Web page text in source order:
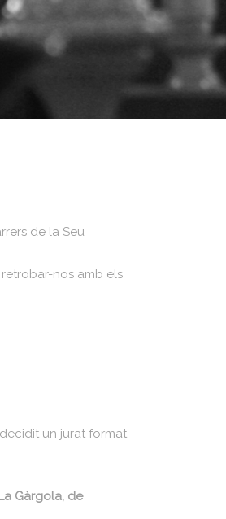
de la Seu
nos amb els
un jurat format
Gàrgola, de